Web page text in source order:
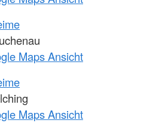
Maps Ansicht
Maps Ansicht